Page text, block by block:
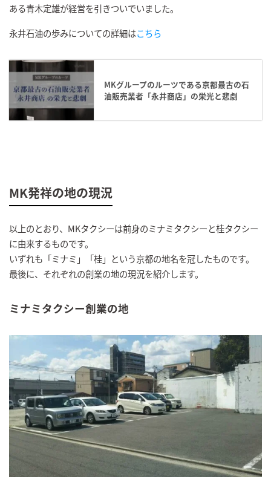
ある青木定雄が経営を引きついでいました。
永井石油の歩みについての詳細はこちら
MKグループのルーツである京都最古の石
油販売業者「永井商店」の栄光と悲劇
MK発祥の地の現況
以上のとおり、MKタクシーは前身のミナミタクシーと桂タクシー
に由来するものです。
いずれも「ミナミ」「桂」という京都の地名を冠したものです。
最後に、それぞれの創業の地の現況を紹介します。
ミナミタクシー創業の地